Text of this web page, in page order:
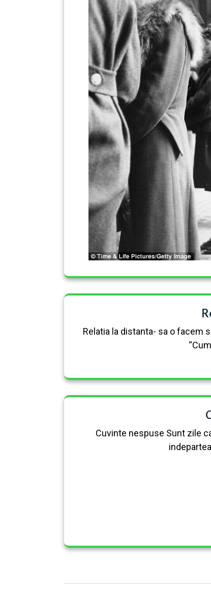
Relatia la distanta- sa o facem
Cuvinte nespuse Sunt zile